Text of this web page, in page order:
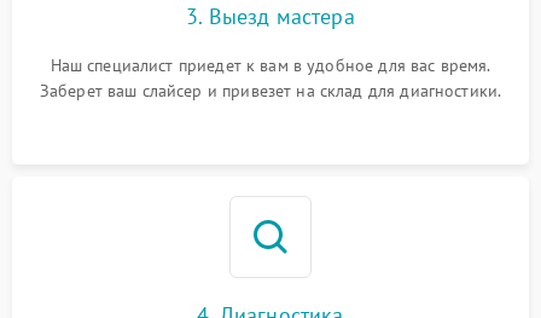
3. Выезд мастера
Наш специалист приедет к вам в удобное для вас время.
Заберет ваш слайсер и привезет на склад для диагностики.